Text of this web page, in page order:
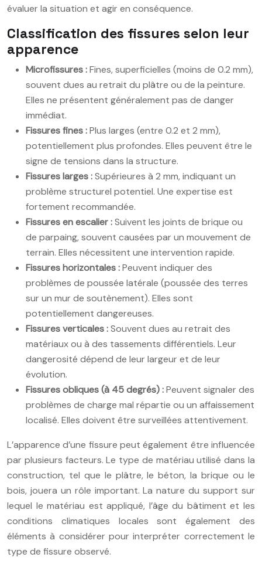
évaluer la situation et agir en conséquence.
Classification des fissures selon leur
apparence
Microfissures :Fines, superficielles (moins de 0.2 mm),
souvent dues au retrait du plâtre ou de la peinture.
Elles ne présentent généralement pas de danger
immédiat.
Fissures fines :Plus larges (entre 0.2 et 2 mm),
potentiellement plus profondes. Elles peuvent être le
signe de tensions dans la structure.
Fissures larges :Supérieures à 2 mm, indiquant un
problème structurel potentiel. Une expertise est
fortement recommandée.
Fissures en escalier :Suivent les joints de brique ou
de parpaing, souvent causées par un mouvement de
terrain. Elles nécessitent une intervention rapide.
Fissures horizontales :Peuvent indiquer des
problèmes de poussée latérale (poussée des terres
sur un mur de soutènement). Elles sont
potentiellement dangereuses.
Fissures verticales :Souvent dues au retrait des
matériaux ou à des tassements différentiels. Leur
dangerosité dépend de leur largeur et de leur
évolution.
Fissures obliques (à 45 degrés) :Peuvent signaler des
problèmes de charge mal répartie ou un affaissement
localisé. Elles doivent être surveillées attentivement.
L’apparence d’une fissure peut également être influencée
par plusieurs facteurs. Le type de matériau utilisé dans la
construction, tel que le plâtre, le béton, la brique ou le
bois, jouera un rôle important. La nature du support sur
lequel le matériau est appliqué, l’âge du bâtiment et les
conditions climatiques locales sont également des
éléments à considérer pour interpréter correctement le
type de fissure observé.